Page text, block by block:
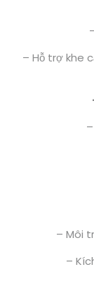
– Hỗ trợ khe
– Môi
–